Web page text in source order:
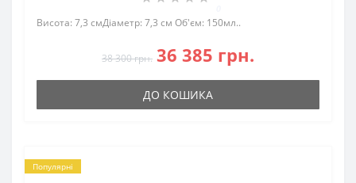
Висота: 7,3 смДіаметр: 7,3 см Об'єм: 150мл..
38 300 грн. 36 385 грн.
ДО КОШИКА
Популярні